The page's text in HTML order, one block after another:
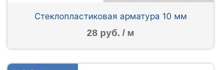
Стеклопластиковая арматура 10 мм
28 руб. / м